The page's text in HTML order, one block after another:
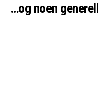
…og noen